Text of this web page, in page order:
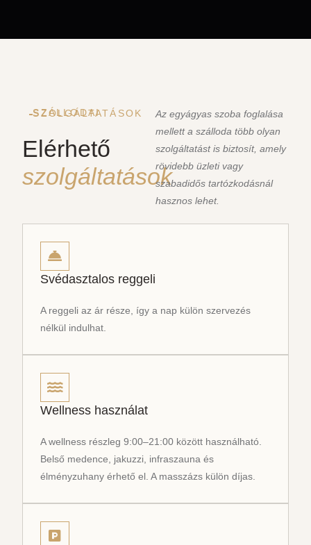
SZÁLLODAI SZOLGÁLTATÁSOK
Elérhető
szolgáltatások
Az egyágyas szoba foglalása
mellett a szálloda több olyan
szolgáltatást is biztosít, amely
rövidebb üzleti vagy
szabadidős tartózkodásnál
hasznos lehet.
Svédasztalos reggeli
A reggeli az ár része, így a nap külön szervezés
nélkül indulhat.
Wellness használat
A wellness részleg 9:00–21:00 között használható.
Belső medence, jakuzzi, infraszauna és
élményzuhany érhető el. A masszázs külön díjas.